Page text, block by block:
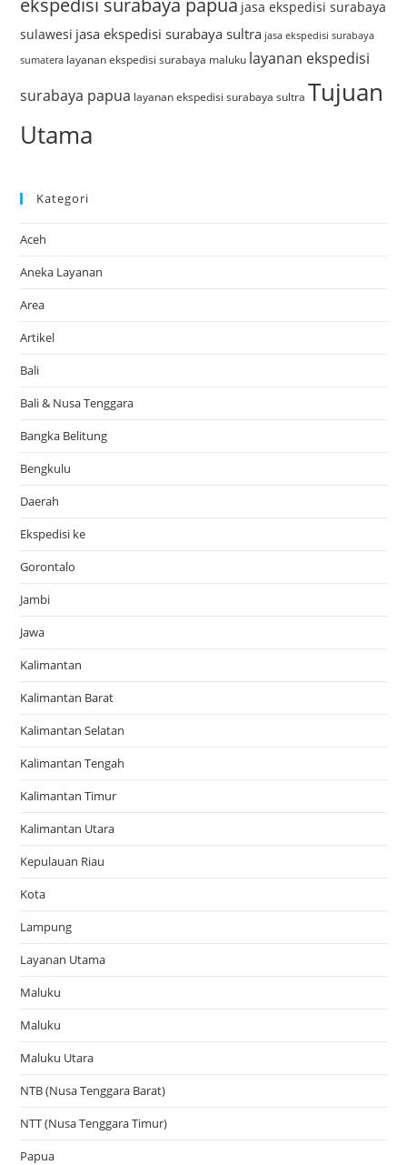
jasa ekspedisi surabaya
sulawesi jasa ekspedisi surabaya sultra jasa ekspedisi surabaya
sumatera layanan ekspedisi surabaya maluku layanan ekspedisi
surabaya papua layanan ekspedisi surabaya sultra Tujuan
Utama
Kategori
Aceh
Aneka Layanan
Area
Artikel
Bali
Bali & Nusa Tenggara
Bangka Belitung
Bengkulu
Daerah
Ekspedisi ke
Gorontalo
Jambi
Jawa
Kalimantan
Kalimantan Barat
Kalimantan Selatan
Kalimantan Tengah
Kalimantan Timur
Kalimantan Utara
Kepulauan Riau
Kota
Lampung
Layanan Utama
Maluku
Maluku
Maluku Utara
NTB (Nusa Tenggara Barat)
NTT (Nusa Tenggara Timur)
Papua